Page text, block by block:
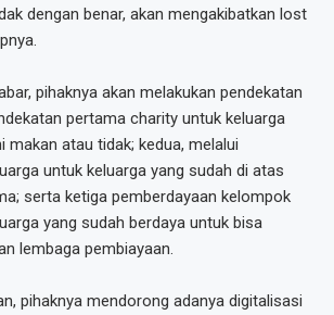
dengan benar, akan mengakibatkan lost
pihaknya akan melakukan pendekatan
pertama charity untuk keluarga
makan atau tidak; kedua, melalui
untuk keluarga yang sudah di atas
serta ketiga pemberdayaan kelompok
yang sudah berdaya untuk bisa
lembaga pembiayaan.
pihaknya mendorong adanya digitalisasi